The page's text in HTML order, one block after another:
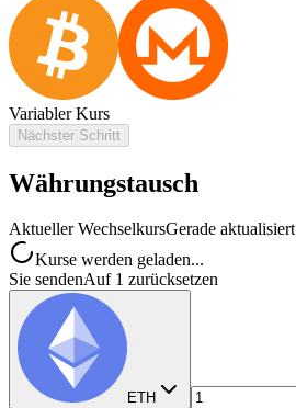
Variabler Kurs
Nächster Schritt
Währungstausch
Aktueller WechselkursGerade aktualisiert
Kurse werden geladen...
Sie sendenAuf 1 zurücksetzen
ETH